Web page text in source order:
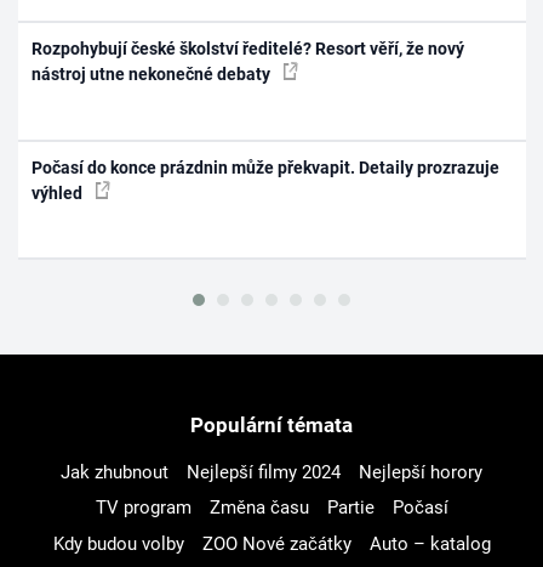
Rozpohybují české školství ředitelé? Resort věří, že nový
nástroj utne nekonečné debaty
Počasí do konce prázdnin může překvapit. Detaily prozrazuje
výhled
Populární témata
Jak zhubnout Nejlepší filmy 2024
Nejlepší horory
TV program
Změna času Partie
Počasí
Kdy budou volby
ZOO Nové začátky
Auto – katalog